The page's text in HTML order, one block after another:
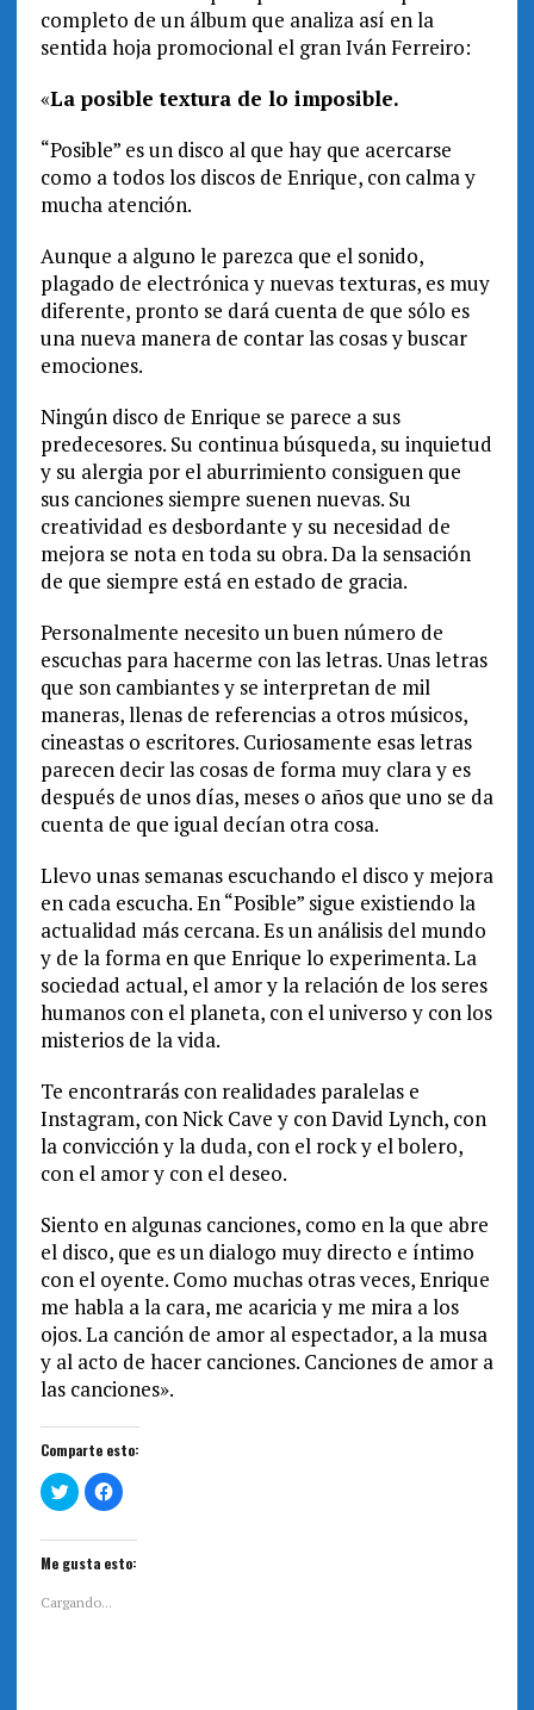
completo de un álbum que analiza así en la
sentida hoja promocional el gran Iván Ferreiro:
«La posible textura de lo imposible.
“Posible” es un disco al que hay que acercarse
como a todos los discos de Enrique, con calma y
mucha atención.
Aunque a alguno le parezca que el sonido,
plagado de electrónica y nuevas texturas, es muy
diferente, pronto se dará cuenta de que sólo es
una nueva manera de contar las cosas y buscar
emociones.
Ningún disco de Enrique se parece a sus
predecesores. Su continua búsqueda, su inquietud
y su alergia por el aburrimiento consiguen que
sus canciones siempre suenen nuevas. Su
creatividad es desbordante y su necesidad de
mejora se nota en toda su obra. Da la sensación
de que siempre está en estado de gracia.
Personalmente necesito un buen número de
escuchas para hacerme con las letras. Unas letras
que son cambiantes y se interpretan de mil
maneras, llenas de referencias a otros músicos,
cineastas o escritores. Curiosamente esas letras
parecen decir las cosas de forma muy clara y es
después de unos días, meses o años que uno se da
cuenta de que igual decían otra cosa.
Llevo unas semanas escuchando el disco y mejora
en cada escucha. En “Posible” sigue existiendo la
actualidad más cercana. Es un análisis del mundo
y de la forma en que Enrique lo experimenta. La
sociedad actual, el amor y la relación de los seres
humanos con el planeta, con el universo y con los
misterios de la vida.
Te encontrarás con realidades paralelas e
Instagram, con Nick Cave y con David Lynch, con
la convicción y la duda, con el rock y el bolero,
con el amor y con el deseo.
Siento en algunas canciones, como en la que abre
el disco, que es un dialogo muy directo e íntimo
con el oyente. Como muchas otras veces, Enrique
me habla a la cara, me acaricia y me mira a los
ojos. La canción de amor al espectador, a la musa
y al acto de hacer canciones. Canciones de amor a
las canciones».
Comparte esto:
H
a
l
i
c
a
H
a
l
i
c
Me gusta esto:
Cargando...